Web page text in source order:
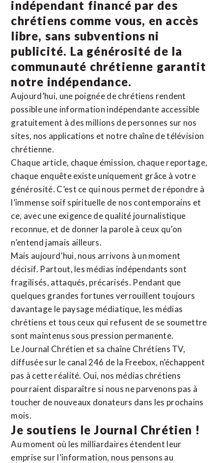
indépendant financé par des
chrétiens comme vous, en accès
libre, sans subventions ni
publicité. La générosité de la
communauté chrétienne garantit
notre indépendance.
Aujourd’hui, une poignée de chrétiens rendent
possible une information indépendante accessible
gratuitement à des millions de personnes sur nos
sites, nos applications et notre chaîne de télévision
chrétienne.
Chaque article, chaque émission, chaque reportage,
chaque enquête existe uniquement grâce à votre
générosité. C’est ce qui nous permet de répondre à
l’immense soif spirituelle de nos contemporains et
ce, avec une exigence de qualité journalistique
reconnue, et de donner la parole à ceux qu’on
n’entend jamais ailleurs.
Mais aujourd’hui, nous arrivons à un moment
décisif. Partout, les médias indépendants sont
fragilisés, attaqués, précarisés. Pendant que
quelques grandes fortunes verrouillent toujours
davantage le paysage médiatique, les médias
chrétiens et tous ceux qui refusent de se soumettre
sont maintenus sous pression permanente.
Le Journal Chrétien et sa chaîne Chrétiens TV,
diffusée sur le canal 246 de la Freebox, n’échappent
pas à cette réalité. Oui, nos médias chrétiens
pourraient disparaître si nous ne parvenons pas à
toucher de nouveaux donateurs dans les prochains
mois.
Je soutiens le Journal Chrétien !
Au moment où les milliardaires étendent leur
emprise sur l’information, nous pensons au